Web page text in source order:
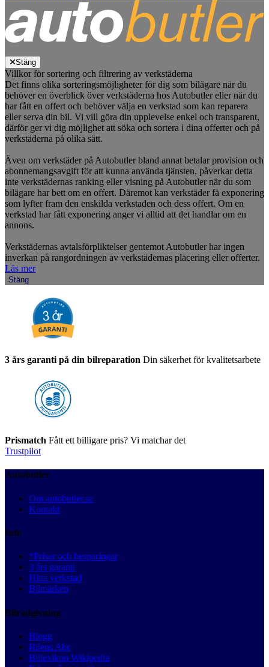
Stäng
Villkor för sortering och filtrering av verkstäderna
Det finns olika sorteringsmöjligheter för dig som bilägare när du
behöver en överblick över verkstäderna hos Autobutler eller när du
har fått en offert och behöver välja en verkstad som kan reparera
eller serva din bil. Vi vill göra din upplevelse enkel och transparent,
därför ger vi dig möjlighet att söka och sortera i dina offerter och på
verkstäderna på olika sätt.
Även om verkstäder på Autobutler bland annat betalar provision och
abonnemangsavgift för att kunna använda tjänsten, påverkar detta
inte verkstädernas ranking eller visning på Autobutler när du som
bilägare har bett om en offert. Däremot kan verkstäder få exponering
som lyfter fram den enskilda verkstaden och dess offert. Om en
verkstad har fått exponering anger vi alltid att det handlar om en
annons.
Verkstädernas avtalsförpliktelser gentemot Autobutler har ingen
inverkan på rangordningen av verkstädernas placering eller offerter.
Läs mer
Stäng
3 års garanti på din bilreparation Din säkerhet för kvalitetsarbete
Prismatch Fått ett billigare pris? Vi matchar det
Trustpilot
Autobutler
Om autobutler.se
Kontakt
Info
*Priser och besparingar
3 års garanti
Hitta verkstad
Bilmärken
Bilrådgivning
Blogg
Bilens Abc
Billexikon Wikipedia